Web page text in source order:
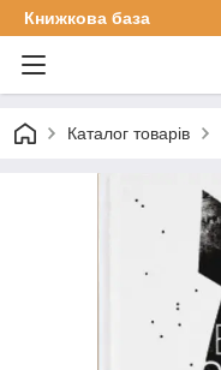
Книжкова база
Каталог товарів